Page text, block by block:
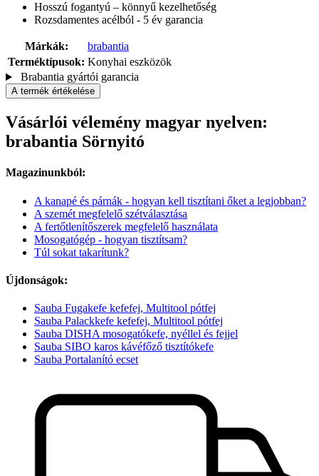
Hosszú fogantyú – könnyű kezelhetőség
Rozsdamentes acélból - 5 év garancia
Márkák:
brabantia
Terméktípusok: Konyhai eszközök
Brabantia gyártói garancia
A termék értékelése
Vásárlói vélemény magyar nyelven:
brabantia Sörnyitó
Magazinunkból:
A kanapé és párnák - hogyan kell tisztítani őket a legjobban?
A szemét megfelelő szétválasztása
A fertőtlenítőszerek megfelelő használata
Mosogatógép - hogyan tisztítsam?
Túl sokat takarítunk?
Újdonságok:
Sauba Fugakefe kefefej, Multitool pótfej
Sauba Palackkefe kefefej, Multitool pótfej
Sauba DISHA mosogatókefe, nyéllel és fejjel
Sauba SIBO karos kávéfőző tisztítókefe
Sauba Portalanító ecset